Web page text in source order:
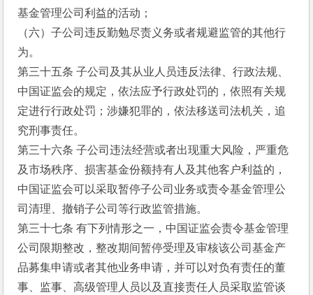
基金管理公司利益的活动；
（六）子公司违反勤勉尽责义务或者规避监管的其他行
为。
第三十五条 子公司及其从业人员违反法律、行政法规、
中国证监会的规定，依法应予行政处罚的，依照有关规
定进行行政处罚；涉嫌犯罪的，依法移送司法机关，追
究刑事责任。
第三十六条 子公司违法经营或者出现重大风险，严重危
及市场秩序、损害基金份额持有人及其他客户利益的，
中国证监会可以采取暂停子公司业务或责令基金管理公
司清理、撤销子公司等行政监管措施。
第三十七条 有下列情形之一，中国证监会责令基金管理
公司限期整改，整改期间暂停受理及审核该公司基金产
品募集申请或者其他业务申请，并可以对负有责任的董
事、监事、高级管理人员以及直接责任人员采取监管谈